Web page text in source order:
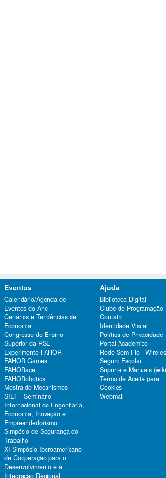
Eventos
Calendário/Agenda de
Eventos do Ano
Cenários e Tendências de
Economia
Congresso do Ensino
Superior da RSE
Experimente FAHOR
FAHOR Games
FAHORace
FAHORobotics
Mostra de Mecanismos
SIEF - Seminário
Internacional de Engenharia,
Economia, Inovação e
Empreendedorismo
Simpósio de Segurança do
Trabalho
XI Simpósio Iberoamericano
de Cooperação para o
Desenvolvimento e a
Integração Regional
Ajuda
Biblioteca Digital
Clube de Programação
Contato
Identidade Visual
Política de Privacidade
Portal Acadêmico
Rede Sem Fio -
Seguro Escolar
Suporte e Manuais
Termo de Aceite para
Cookies
Webmail